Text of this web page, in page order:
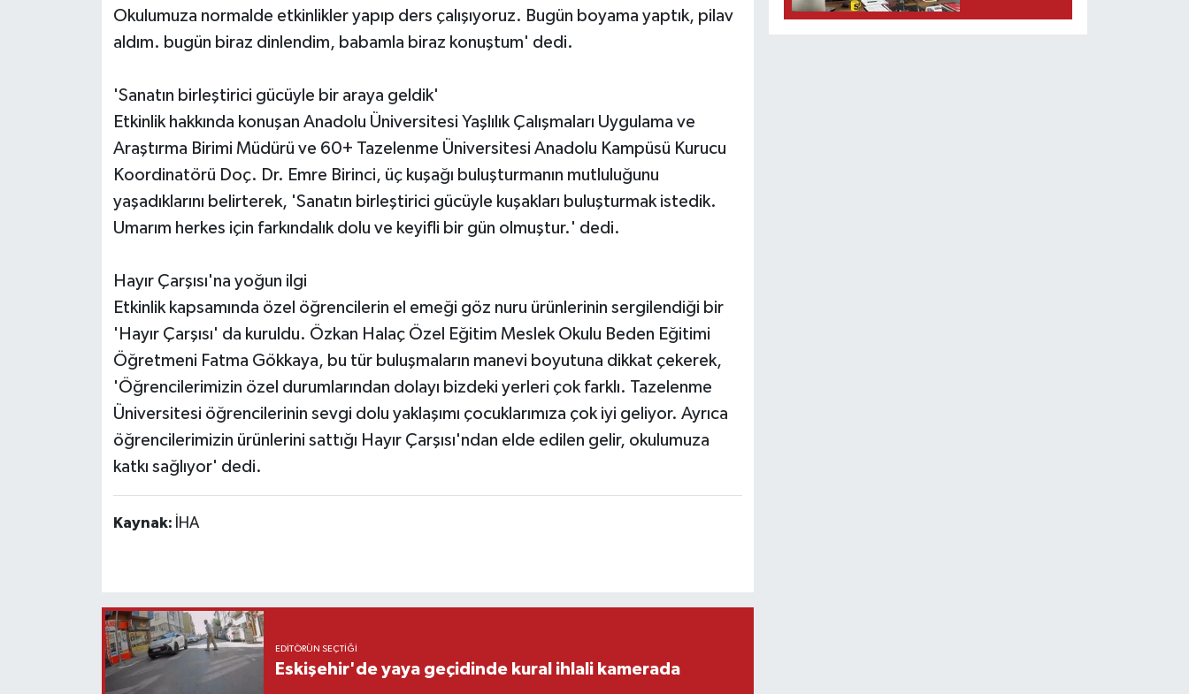
Okulumuza normalde etkinlikler yapıp ders çalışıyoruz. Bugün boyama yaptık, pilav
aldım. bugün biraz dinlendim, babamla biraz konuştum' dedi.
'Sanatın birleştirici gücüyle bir araya geldik'
Etkinlik hakkında konuşan Anadolu Üniversitesi Yaşlılık Çalışmaları Uygulama ve
Araştırma Birimi Müdürü ve 60+ Tazelenme Üniversitesi Anadolu Kampüsü Kurucu
Koordinatörü Doç. Dr. Emre Birinci, üç kuşağı buluşturmanın mutluluğunu
yaşadıklarını belirterek, 'Sanatın birleştirici gücüyle kuşakları buluşturmak istedik.
Umarım herkes için farkındalık dolu ve keyifli bir gün olmuştur.' dedi.
Hayır Çarşısı'na yoğun ilgi
Etkinlik kapsamında özel öğrencilerin el emeği göz nuru ürünlerinin sergilendiği bir
'Hayır Çarşısı' da kuruldu. Özkan Halaç Özel Eğitim Meslek Okulu Beden Eğitimi
Öğretmeni Fatma Gökkaya, bu tür buluşmaların manevi boyutuna dikkat çekerek,
'Öğrencilerimizin özel durumlarından dolayı bizdeki yerleri çok farklı. Tazelenme
Üniversitesi öğrencilerinin sevgi dolu yaklaşımı çocuklarımıza çok iyi geliyor. Ayrıca
öğrencilerimizin ürünlerini sattığı Hayır Çarşısı'ndan elde edilen gelir, okulumuza
katkı sağlıyor' dedi.
Kaynak: İHA
EDITÖRÜN SEÇTIĞI
Eskişehir'de yaya geçidinde kural ihlali kamerada